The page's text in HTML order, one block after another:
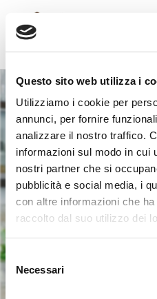
Questo sito web utilizza i
Utilizziamo i cookie per
annunci, per fornire
analizzare il nostro traffico.
informazioni sul modo in cui
nostri partner che si
pubblicità e social media, i
con altre informazioni che
raccolto dal suo utilizzo dei
Selezione
delNecessari